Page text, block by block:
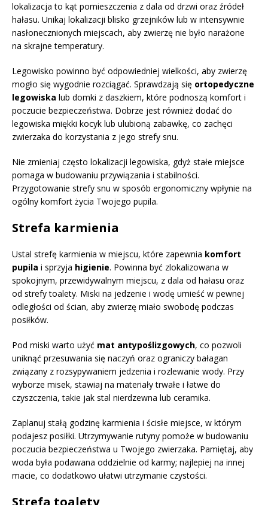
lokalizacja to kąt pomieszczenia z dala od drzwi oraz źródeł
hałasu. Unikaj lokalizacji blisko grzejników lub w intensywnie
nasłonecznionych miejscach, aby zwierzę nie było narażone
na skrajne temperatury.
Legowisko powinno być odpowiedniej wielkości, aby zwierzę
mogło się wygodnie rozciągać. Sprawdzają się ortopedyczne
legowiska lub domki z daszkiem, które podnoszą komfort i
poczucie bezpieczeństwa. Dobrze jest również dodać do
legowiska miękki kocyk lub ulubioną zabawkę, co zachęci
zwierzaka do korzystania z jego strefy snu.
Nie zmieniaj często lokalizacji legowiska, gdyż stałe miejsce
pomaga w budowaniu przywiązania i stabilności.
Przygotowanie strefy snu w sposób ergonomiczny wpłynie na
ogólny komfort życia Twojego pupila.
Strefa karmienia
Ustal strefę karmienia w miejscu, które zapewnia komfort
pupila i sprzyja higienie. Powinna być zlokalizowana w
spokojnym, przewidywalnym miejscu, z dala od hałasu oraz
od strefy toalety. Miski na jedzenie i wodę umieść w pewnej
odległości od ścian, aby zwierzę miało swobodę podczas
posiłków.
Pod miski warto użyć mat antypoślizgowych, co pozwoli
uniknąć przesuwania się naczyń oraz ograniczy bałagan
związany z rozsypywaniem jedzenia i rozlewanie wody. Przy
wyborze misek, stawiaj na materiały trwałe i łatwe do
czyszczenia, takie jak stal nierdzewna lub ceramika.
Zaplanuj stałą godzinę karmienia i ścisłe miejsce, w którym
podajesz posiłki. Utrzymywanie rutyny pomoże w budowaniu
poczucia bezpieczeństwa u Twojego zwierzaka. Pamiętaj, aby
woda była podawana oddzielnie od karmy; najlepiej na innej
macie, co dodatkowo ułatwi utrzymanie czystości.
Strefa toalety